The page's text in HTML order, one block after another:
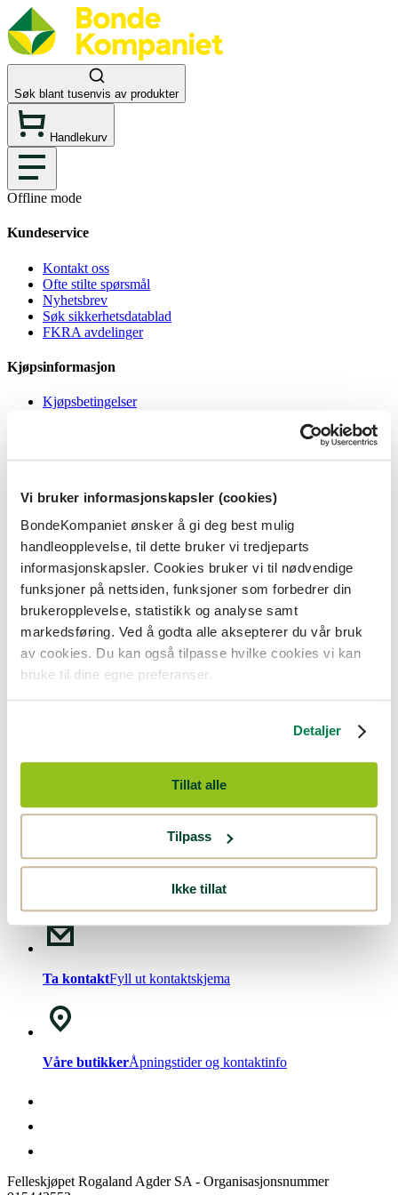
Vi bruker informasjonskapsler (cookies)
BondeKompaniet ønsker å gi deg best mulig
handleopplevelse, til dette bruker vi tredjeparts
informasjonskapsler. Cookies bruker vi til nødvendige
funksjoner på nettsiden, funksjoner som forbedrer din
brukeropplevelse, statistikk og analyse samt
markedsføring. Ved å godta alle aksepterer du vår bruk
av cookies. Du kan også tilpasse hvilke cookies vi kan
bruke til dine egne preferanser.
Detaljer
Tillat alle
Tilpass
Ikke tillat
Søk blant tusenvis av produkter
Handlekurv
Offline mode
Kundeservice
Kontakt oss
Ofte stilte spørsmål
Nyhetsbrev
Søk sikkerhetsdatablad
FKRA avdelinger
Kjøpsinformasjon
Kjøpsbetingelser
Informasjonskapsler
BondeKompaniet
Våre butikker
Presse
Ledige stillinger
Bonde og bedriftskunde
BondeKompaniet erFelleskjøpet Rogaland Agdersitt butikkonsept
BondeKompaniet har det du trenger av praktisk utstyr, reparasjon og
gode råd innenfor hus og hage, fritid, kjæledyr og landbruk.
Nyhetsbrev!Meld deg på vårtnyhetsbrev.
Mandag - Fredag kl. 08-15
Ta kontaktFyll ut kontaktskjema
Våre butikkerÅpningstider og kontaktinfo
Felleskjøpet Rogaland Agder SA - Organisasjonsnummer